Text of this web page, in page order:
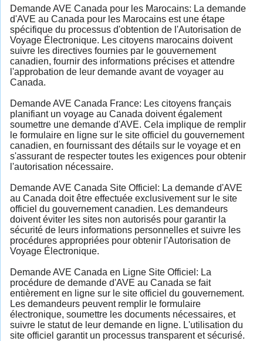
Demande AVE Canada pour les Marocains: La demande
d'AVE au Canada pour les Marocains est une étape
spécifique du processus d'obtention de l'Autorisation de
Voyage Électronique. Les citoyens marocains doivent
suivre les directives fournies par le gouvernement
canadien, fournir des informations précises et attendre
l'approbation de leur demande avant de voyager au
Canada.
Demande AVE Canada France: Les citoyens français
planifiant un voyage au Canada doivent également
soumettre une demande d'AVE. Cela implique de remplir
le formulaire en ligne sur le site officiel du gouvernement
canadien, en fournissant des détails sur le voyage et en
s'assurant de respecter toutes les exigences pour obtenir
l'autorisation nécessaire.
Demande AVE Canada Site Officiel: La demande d'AVE
au Canada doit être effectuée exclusivement sur le site
officiel du gouvernement canadien. Les demandeurs
doivent éviter les sites non autorisés pour garantir la
sécurité de leurs informations personnelles et suivre les
procédures appropriées pour obtenir l'Autorisation de
Voyage Électronique.
Demande AVE Canada en Ligne Site Officiel: La
procédure de demande d'AVE au Canada se fait
entièrement en ligne sur le site officiel du gouvernement.
Les demandeurs peuvent remplir le formulaire
électronique, soumettre les documents nécessaires, et
suivre le statut de leur demande en ligne. L'utilisation du
site officiel garantit un processus transparent et sécurisé.